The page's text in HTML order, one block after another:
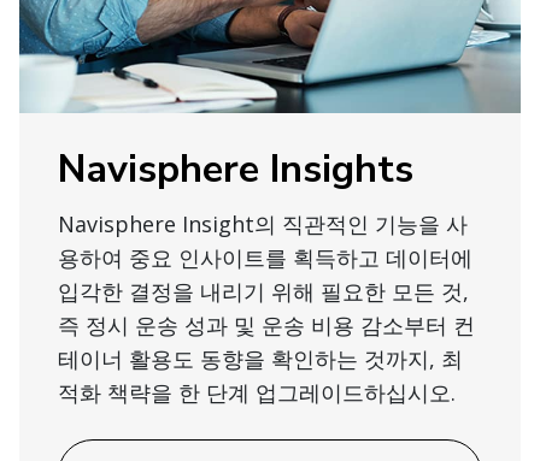
Navisphere Insights
Navisphere Insight의 직관적인 기능을 사
용하여 중요 인사이트를 획득하고 데이터에
입각한 결정을 내리기 위해 필요한 모든 것,
즉 정시 운송 성과 및 운송 비용 감소부터 컨
테이너 활용도 동향을 확인하는 것까지, 최
적화 책략을 한 단계 업그레이드하십시오.